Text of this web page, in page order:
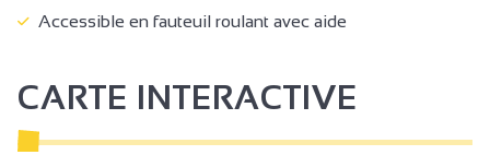
Accessible en fauteuil roulant avec aide
CARTE INTERACTIVE